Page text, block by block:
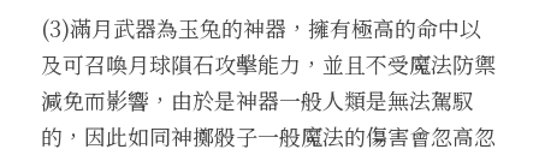
(3)滿月武器為玉兔的神器，擁有極高的命中以
及可召喚月球隕石攻擊能力，並且不受魔法防禦
減免而影響，由於是神器一般人類是無法駕馭
的，因此如同神擲骰子一般魔法的傷害會忽高忽